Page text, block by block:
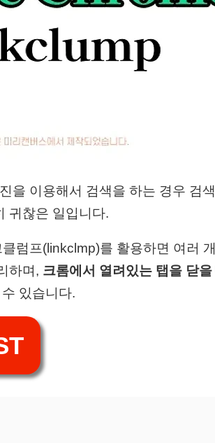
을 이용해서 검색을 하는 경우 검
귀찮은 일입니다.
럼프(linkclmp)를 활용하면 여러
하며, 크롬에서 열려있는 탭을 닫
있습니다.